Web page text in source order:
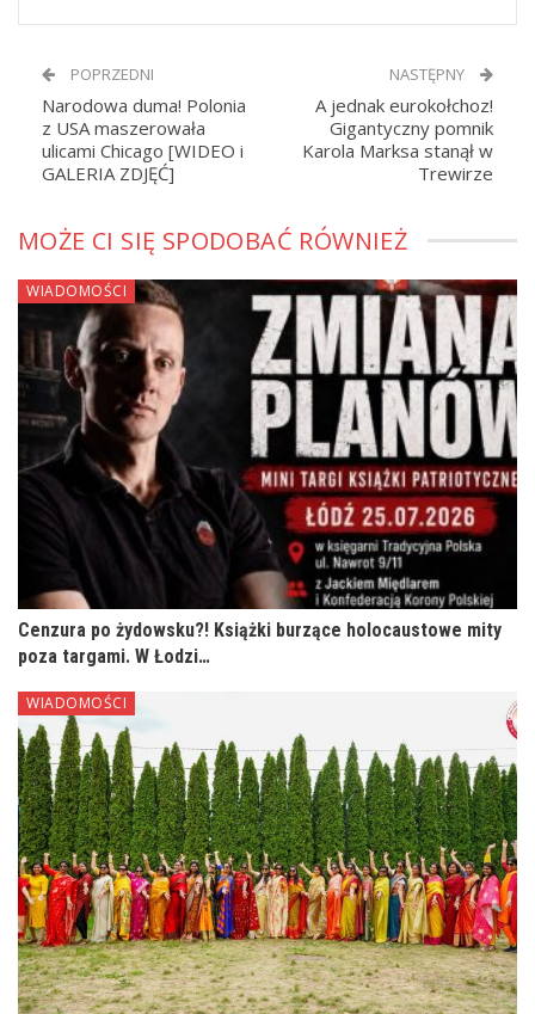
POPRZEDNI
Narodowa duma! Polonia
z USA maszerowała
ulicami Chicago [WIDEO i
GALERIA ZDJĘĆ]
NASTĘPNY
A jednak eurokołchoz!
Gigantyczny pomnik
Karola Marksa stanął w
Trewirze
MOŻE CI SIĘ SPODOBAĆ RÓWNIEŻ
WIADOMOŚCI
Cenzura po żydowsku?! Książki burzące holocaustowe mity
poza targami. W Łodzi…
WIADOMOŚCI